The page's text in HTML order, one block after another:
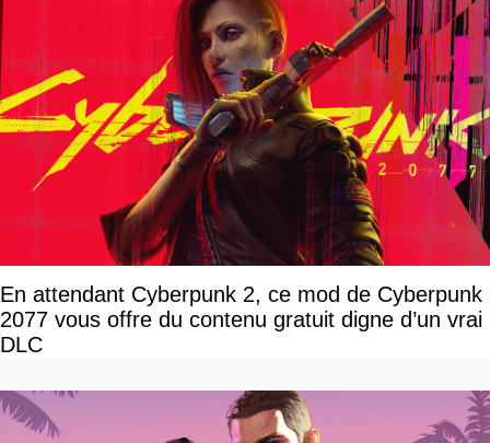
En attendant Cyberpunk 2, ce mod de Cyberpunk
2077 vous offre du contenu gratuit digne d’un vrai
DLC